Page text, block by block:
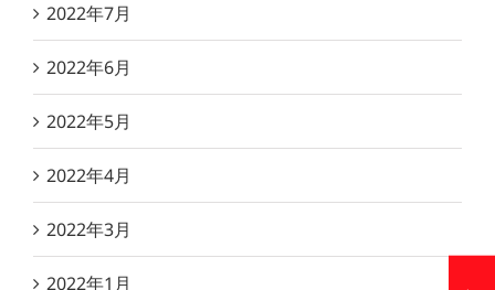
2022年7月
2022年6月
2022年5月
2022年4月
2022年3月
2022年1月